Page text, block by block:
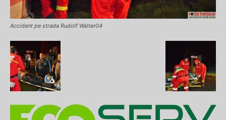
Accident pe strada Rudolf Walter04